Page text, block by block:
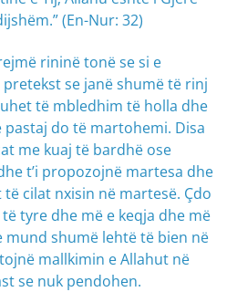
(En-Nur: 32)
rininë tonë se si e
se janë shumë të rinj
të mbledhim të holla dhe
do të martohemi. Disa
me kuaj të bardhë ose
t’i propozojnë martesa dhe
cilat nxisin në martesë. Çdo
tyre dhe më e keqja dhe më
mund shumë lehtë të bien në
mallkimin e Allahut në
se nuk pendohen.